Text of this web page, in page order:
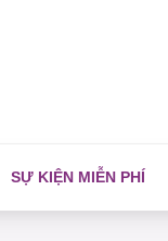
SỰ KIỆN MIỄN PHÍ